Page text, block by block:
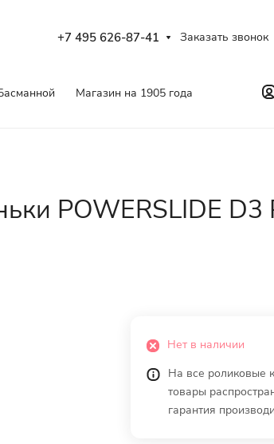
+7 495 626-87-41 Заказать звонок
Магазин на 1905 года
POWERSLIDE D3
Нет в наличии
На все роликовые
товары
гарантия